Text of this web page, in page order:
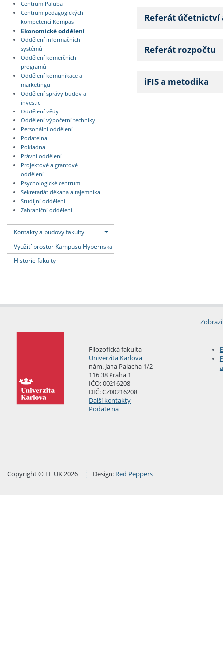
Centrum Paluba
Centrum pedagogických
kompetencí Kompas
Ekonomické oddělení
Oddělení informačních
systémů
Oddělení komerčních
programů
Oddělení komunikace a
marketingu
Oddělení správy budov a
investic
Oddělení vědy
Oddělení výpočetní techniky
Personální oddělení
Podatelna
Pokladna
Právní oddělení
Projektové a grantové
oddělení
Psychologické centrum
Sekretariát děkana a tajemníka
Studijní oddělení
Zahraniční oddělení
Kontakty a budovy fakulty
Využití prostor Kampusu Hybernská
Historie fakulty
Referát účetnictví
Referát rozpočtu
iFIS a metodika
Filozofická fakulta
Univerzita Karlova
nám. Jana Palacha 1/2
116 38 Praha 1
IČO: 00216208
DIČ: CZ00216208
Další kontakty
Podatelna
Copyright © FF UK 2026 Design: Red Peppers